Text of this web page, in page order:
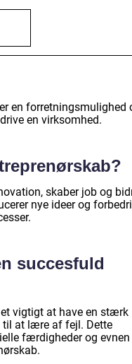
en forretningsmulighed
en virksomhed.
skaber job og
nye ideer og
succesfuld
vigtigt at have en stærk
til at lære af fejl. Dette
færdigheder og